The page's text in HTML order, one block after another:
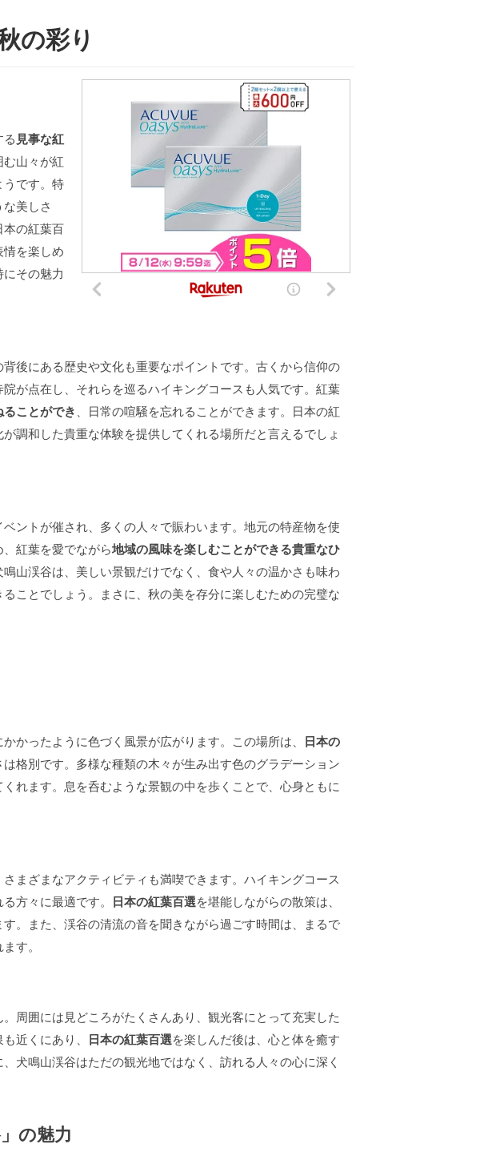
の彩り
見事な紅
山々が紅
です。特
美しさ
の紅葉百
を楽しめ
その魅力
後にある歴史や文化も重要なポイントです。古くから信仰の
が点在し、それらを巡るハイキングコースも人気です。紅葉
ことができ 、日常の喧騒を忘れることができます。日本の紅
調和した貴重な体験を提供してくれる場所だと言えるでしょ
ントが催され、多くの人々で賑わいます。地元の特産物を使
紅葉を愛でながら地域の風味を楽しむことができる貴重なひ
山渓谷は、美しい景観だけでなく、食や人々の温かさも味わ
ことでしょう。まさに、秋の美を存分に楽しむための完璧な
かったように色づく風景が広がります。この場所は、
日本の
格別です。多様な種類の木々が生み出す色のグラデーション
れます。息を呑むような景観の中を歩くことで、心身ともに
まざまなアクティビティも満喫できます。ハイキングコース
方々に最適です。
日本の紅葉百選を堪能しながらの散策は、
。また、渓谷の清流の音を聞きながら過ごす時間は、まるで
す。
周囲には見どころがたくさんあり、観光客にとって充実した
近くにあり、
日本の紅葉百選を楽しんだ後は、心と体を癒す
犬鳴山渓谷はただの観光地ではなく、訪れる人々の心に深く
の魅力